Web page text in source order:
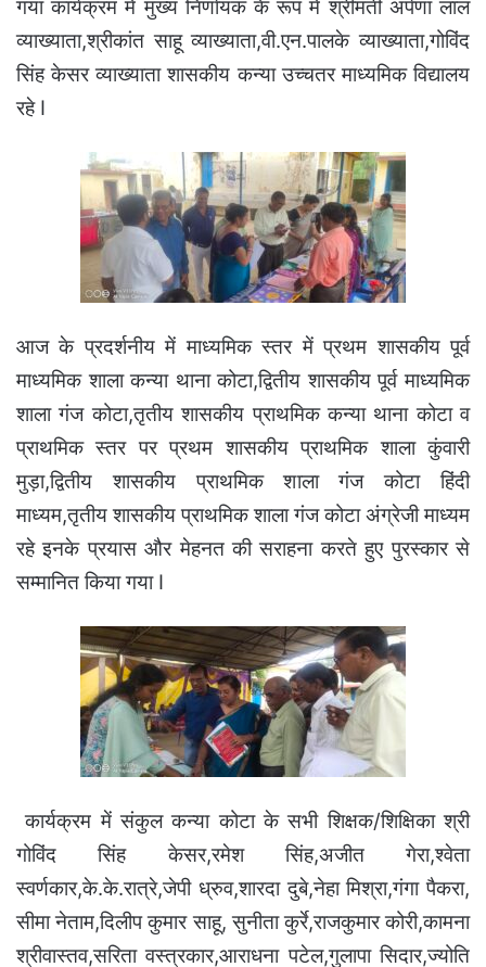
गया कार्यक्रम में मुख्य निर्णायक के रूप में श्रीमती अर्पणा लाल
व्याख्याता,श्रीकांत साहू व्याख्याता,वी.एन.पालके व्याख्याता,गोविंद
सिंह केसर व्याख्याता शासकीय कन्या उच्चतर माध्यमिक विद्यालय
रहे I
आज के प्रदर्शनीय में माध्यमिक स्तर में प्रथम शासकीय पूर्व
माध्यमिक शाला कन्या थाना कोटा,द्वितीय शासकीय पूर्व माध्यमिक
शाला गंज कोटा,तृतीय शासकीय प्राथमिक कन्या थाना कोटा व
प्राथमिक स्तर पर प्रथम शासकीय प्राथमिक शाला कुंवारी
मुड़ा,द्वितीय शासकीय प्राथमिक शाला गंज कोटा हिंदी
माध्यम,तृतीय शासकीय प्राथमिक शाला गंज कोटा अंग्रेजी माध्यम
रहे इनके प्रयास और मेहनत की सराहना करते हुए पुरस्कार से
सम्मानित किया गया I
कार्यक्रम में संकुल कन्या कोटा के सभी शिक्षक/शिक्षिका श्री
गोविंद सिंह केसर,रमेश सिंह,अजीत गेरा,श्वेता
स्वर्णकार,के.के.रात्रे,जेपी ध्रुव,शारदा दुबे,नेहा मिश्रा,गंगा पैकरा,
सीमा नेताम,दिलीप कुमार साहू, सुनीता कुर्रे,राजकुमार कोरी,कामना
श्रीवास्तव,सरिता वस्त्रकार,आराधना पटेल,गुलापा सिदार,ज्योति